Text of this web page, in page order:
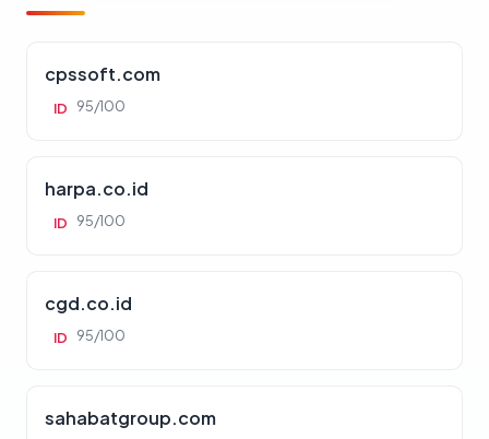
cpssoft.com
ID 95/100
harpa.co.id
ID 95/100
cgd.co.id
ID 95/100
sahabatgroup.com